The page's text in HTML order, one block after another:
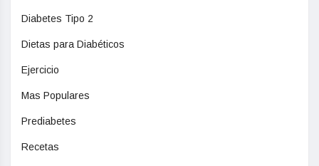
Diabetes Tipo 2
Dietas para Diabéticos
Ejercicio
Mas Populares
Prediabetes
Recetas